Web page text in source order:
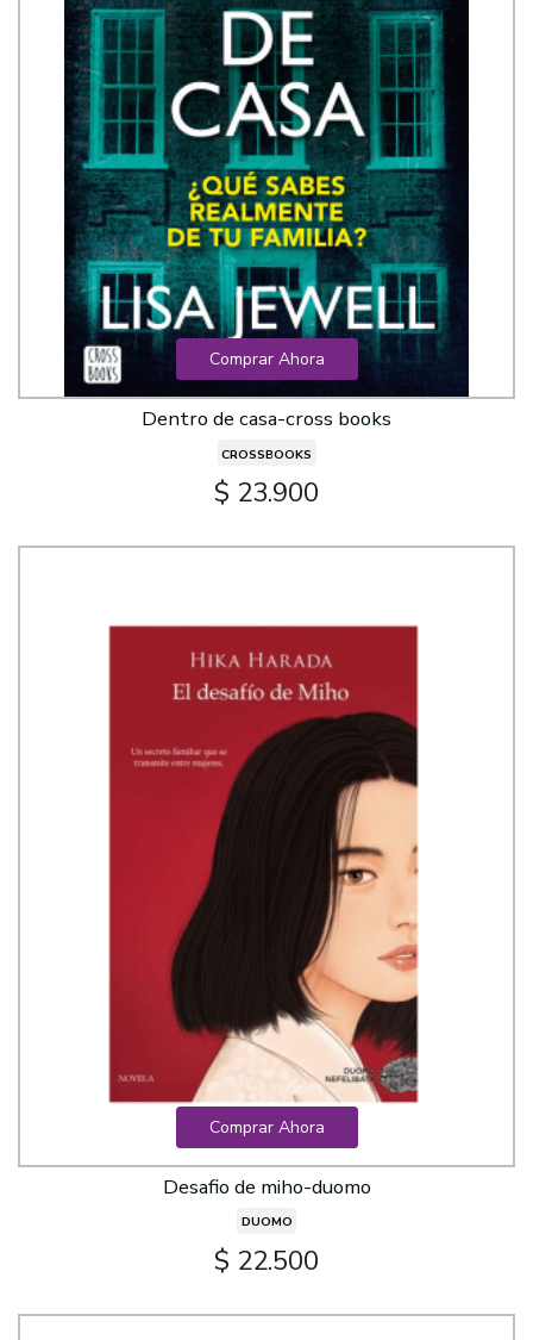
Comprar Ahora
Dentro de casa-cross books
CROSSBOOKS
$ 23.900
Comprar Ahora
Desafio de miho-duomo
DUOMO
$ 22.500